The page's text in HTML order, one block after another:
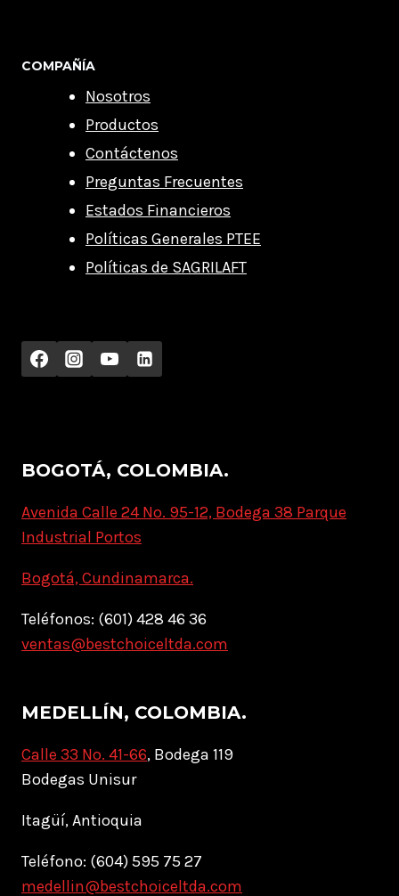
COMPAÑÍA
Nosotros
Productos
Contáctenos
Preguntas Frecuentes
Estados Financieros
Políticas Generales PTEE
Políticas de SAGRILAFT
BOGOTÁ, COLOMBIA.
Avenida Calle 24 No. 95-12, Bodega 38 Parque
Industrial Portos
Bogotá, Cundinamarca.
Teléfonos: (601) 428 46 36
ventas@bestchoiceltda.com
MEDELLÍN, COLOMBIA.
Calle 33 No. 41-66, Bodega 119
Bodegas Unisur
Itagüí, Antioquia
Teléfono: (604) 595 75 27
medellin@bestchoiceltda.com